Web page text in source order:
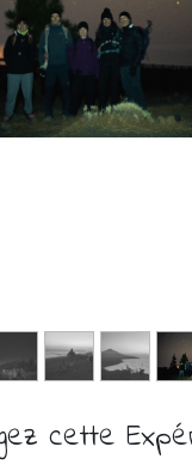
cette